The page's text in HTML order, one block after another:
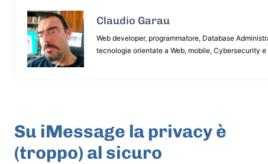
Claudio Garau
Web developer, programmatore, Database
tecnologie orientate a Web, mobile, Cybersecurity
Su iMessage la privacy è
(troppo) al sicuro